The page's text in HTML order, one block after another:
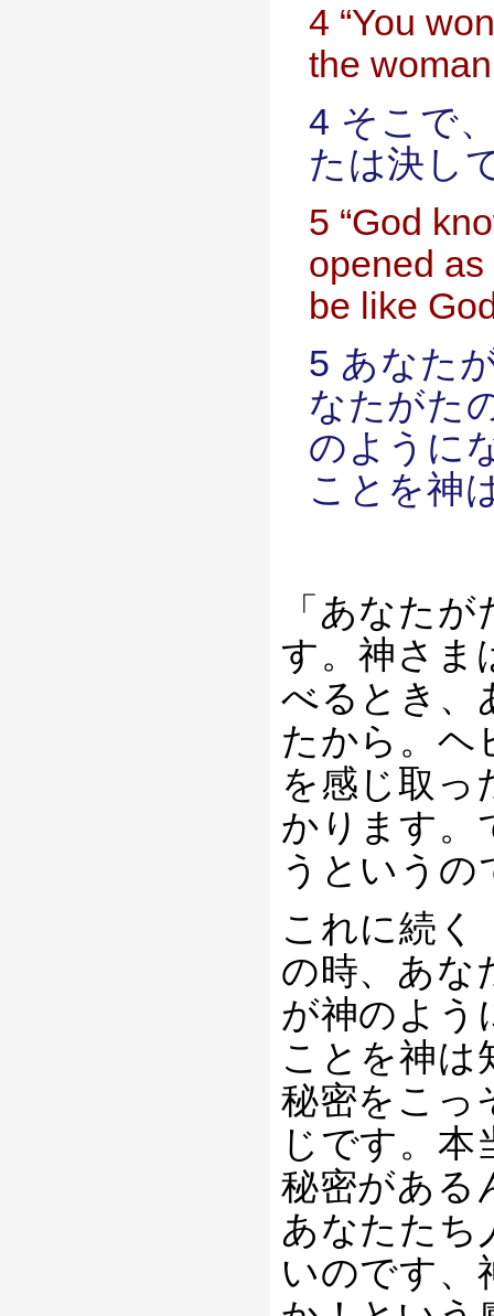
4 “You
the
4 そこで
たは決し
5 “God
opened
be like
5 あなた
なたがた
のように
ことを神
「あなた
す。神さま
べるとき、
たから。ヘ
を感じ取っ
かります。
うというの
これに続く
の時、あな
が神のよう
ことを神は
秘密をこっ
じです。
秘密がある
あなたたち
いのです、